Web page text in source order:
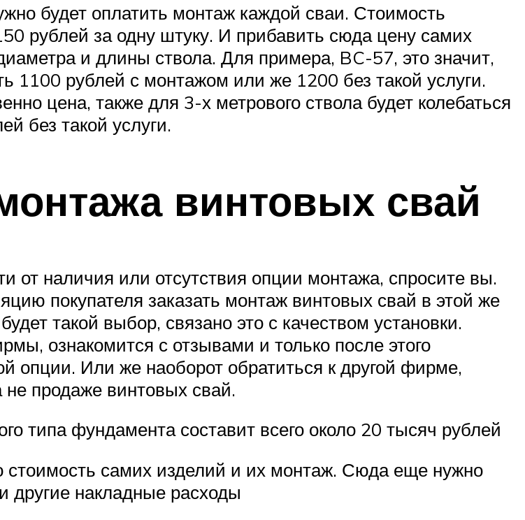
будет оплатить монтаж каждой сваи. Стоимость
рублей за одну штуку. И прибавить сюда цену самих
и длины ствола. Для примера, BC-57, это значит,
1100 рублей с монтажом или же 1200 без такой услуги.
цена, также для 3-х метрового ствола будет колебаться
без такой услуги.
винтовых свай
от наличия или отсутствия опции монтажа, спросите вы.
покупателя заказать монтаж винтовых свай в этой же
такой выбор, связано это с качеством установки.
ознакомится с отзывами и только после этого
опции. Или же наоборот обратиться к другой фирме,
продаже винтовых свай.
типа фундамента составит всего около 20 тысяч рублей
стоимость самих изделий и их монтаж. Сюда еще нужно
другие накладные расходы